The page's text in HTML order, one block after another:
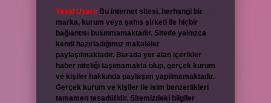
Yasal Uyarı: Bu internet sitesi, herhangi bir
marka, kurum veya şahıs şirketi ile hiçbir
bağlantısı bulunmamaktadır. Sitede yalnızca
kendi hazırladığımız makaleler
paylaşılmaktadır. Burada yer alan içerikler
haber niteliği taşımamakta olup, gerçek kurum
ve kişiler hakkında paylaşım yapılmamaktadır.
Gerçek kurum ve kişiler ile isim benzerlikleri
tamamen tesadüfidir. Sitemizdeki bilgiler